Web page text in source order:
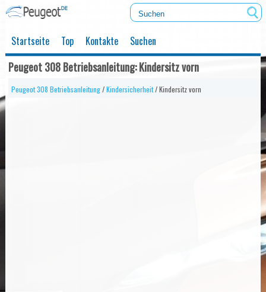
Startseite Top Kontakte Suchen
Peugeot 308 Betriebsanleitung: Kindersitz vorn
Peugeot 308 Betriebsanleitung/Kindersicherheit/ Kindersitz vorn